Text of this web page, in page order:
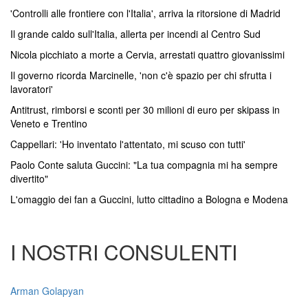
'Controlli alle frontiere con l'Italia', arriva la ritorsione di Madrid
Il grande caldo sull'Italia, allerta per incendi al Centro Sud
Nicola picchiato a morte a Cervia, arrestati quattro giovanissimi
Il governo ricorda Marcinelle, 'non c'è spazio per chi sfrutta i
lavoratori'
Antitrust, rimborsi e sconti per 30 milioni di euro per skipass in
Veneto e Trentino
Cappellari: 'Ho inventato l'attentato, mi scuso con tutti'
Paolo Conte saluta Guccini: "La tua compagnia mi ha sempre
divertito"
L'omaggio dei fan a Guccini, lutto cittadino a Bologna e Modena
I NOSTRI CONSULENTI
Arman Golapyan